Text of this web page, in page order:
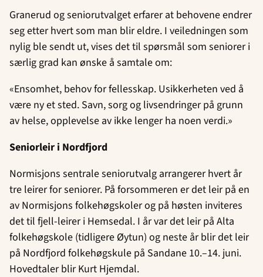
Granerud og seniorutvalget erfarer at behovene endrer
seg etter hvert som man blir eldre. I veiledningen som
nylig ble sendt ut, vises det til spørsmål som seniorer i
særlig grad kan ønske å samtale om:
«Ensomhet, behov for fellesskap. Usikkerheten ved å
være ny et sted. Savn, sorg og livsendringer på grunn
av helse, opplevelse av ikke lenger ha noen verdi.»
Seniorleir i Nordfjord
Normisjons sentrale seniorutvalg arrangerer hvert år
tre leirer for seniorer. På forsommeren er det leir på en
av Normisjons folkehøgskoler og på høsten inviteres
det til fjell-leirer i Hemsedal. I år var det leir på Alta
folkehøgskole (tidligere Øytun) og neste år blir det leir
på Nordfjord folkehøgskule på Sandane 10.–14. juni.
Hovedtaler blir Kurt Hjemdal.